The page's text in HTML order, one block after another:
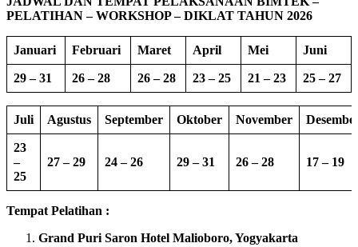
PELATIHAN – WORKSHOP – DIKLAT TAHUN 2026
Januari Februari Maret April Mei Juni
29 – 31 26 – 28 26 – 28 23 – 25 21 – 23 25 – 27
Juli Agustus September Oktober November
23
–
25
27 – 29 24 – 26 29 – 31 26 – 28 17 – 19
Tempat Pelatihan :
Grand Puri Saron Hotel Malioboro, Yogyakarta